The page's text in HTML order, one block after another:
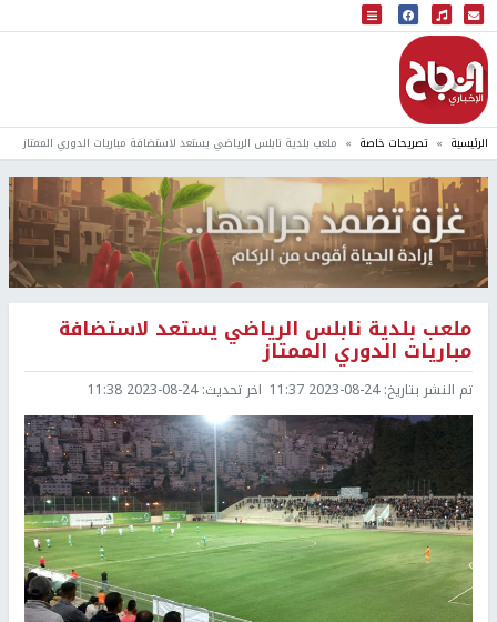
البث المباشر
إذاعة النجاح
الرئيسية تصريحات خاصة ملعب بلدية نابلس الرياضي يستعد لاستضافة مباريات الدوري الممتاز
ملعب بلدية نابلس الرياضي يستعد لاستضافة
مباريات الدوري الممتاز
تم النشر بتاريخ:2023-08-24 11:37 اخر تحديث:2023-08-24 11:38